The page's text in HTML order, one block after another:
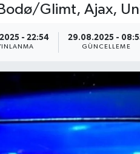
Glimt, Ajax,
- 22:54 29.08.2025 -
GÜNCELLEME